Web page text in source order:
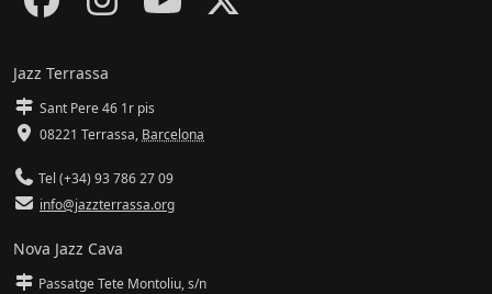
Jazz Terrassa
Sant Pere 46 1r pis
08221 Terrassa, Barcelona
Tel (+34) 93 786 27 09
info@jazzterrassa.org
Nova Jazz Cava
Passatge Tete Montoliu, s/n